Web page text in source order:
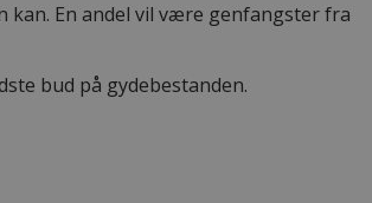
kan. En andel vil være genfangster fra
bud på gydebestanden.